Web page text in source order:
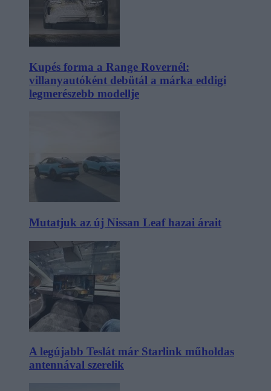
Kupés forma a Range Rovernél:
villanyautóként debütál a márka eddigi
legmerészebb modellje
Mutatjuk az új Nissan Leaf hazai árait
A legújabb Teslát már Starlink műholdas
antennával szerelik